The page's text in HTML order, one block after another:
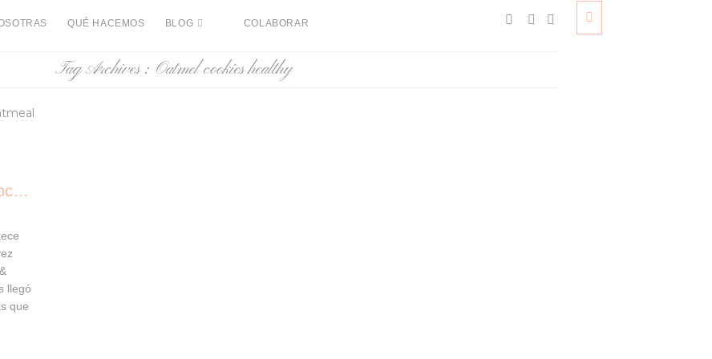
QUÉ HACEMOS BLOG COLABORAR
Tag Archives : Oatmel cookies healthy
Cookies de AVENA & Chocolate
llegó
que